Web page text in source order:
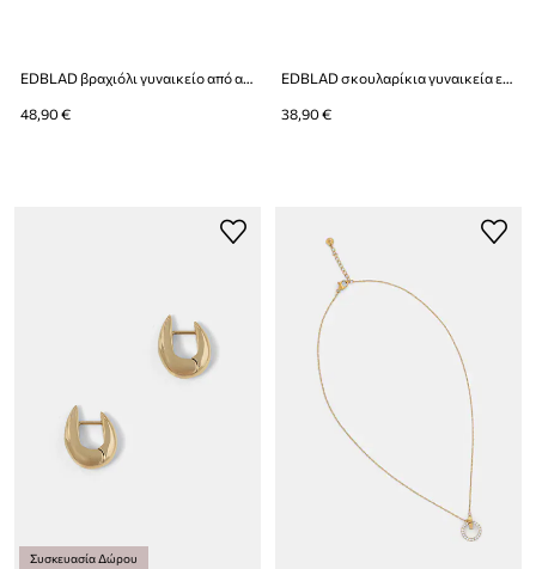
EDBLAD βραχιόλι γυναικείο από ανοξείδωτο ατσάλι Herringbone
48,90 €
EDBLAD σκουλαρίκια γυναικεία επιχρυσωμένα με ζιργκόν Crown
38,90 €
Συσκευασία Δώρου